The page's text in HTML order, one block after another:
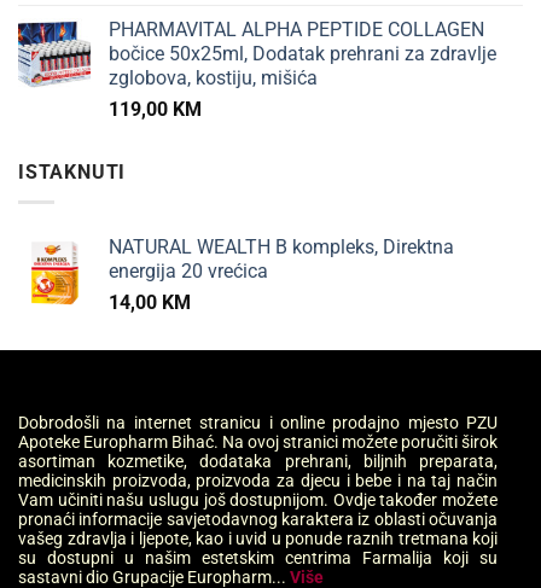
PHARMAVITAL ALPHA PEPTIDE COLLAGEN
bočice 50x25ml, Dodatak prehrani za zdravlje
zglobova, kostiju, mišića
119,00 KM
ISTAKNUTI
NATURAL WEALTH B kompleks, Direktna
energija 20 vrećica
14,00 KM
Dobrodošli na internet stranicu i online prodajno mjesto PZU
Apoteke Europharm Bihać. Na ovoj stranici možete poručiti širok
asortiman kozmetike, dodataka prehrani, biljnih preparata,
medicinskih proizvoda, proizvoda za djecu i bebe i na taj način
Vam učiniti našu uslugu još dostupnijom. Ovdje također možete
pronaći informacije savjetodavnog karaktera iz oblasti očuvanja
vašeg zdravlja i ljepote, kao i uvid u ponude raznih tretmana koji
su dostupni u našim estetskim centrima Farmalija koji su
sastavni dio Grupacije Europharm... Više